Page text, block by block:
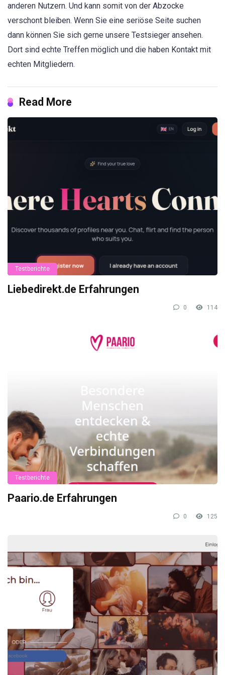
anderen Nutzern. Und kann somit von der Abzocke
verschont bleiben. Wenn Sie eine seriöse Seite suchen
dann können Sie sich gerne unsere Testsieger ansehen.
Dort sind echte Treffen möglich und die haben Kontakt mit
echten Mitgliedern.
Read More
Testberichte
Liebedirekt.de Erfahrungen
0 114
Testberichte
Paario.de Erfahrungen
0 125